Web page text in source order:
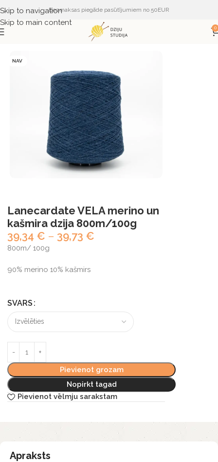
Skip to navigation
Skip to main content
Bezmaksas piegāde pasūtījumiem no 50EUR
0
DZIJA PĒC SASTĀVA
NAV
Lanecardate VELA merino un
kašmira dzija 800m/100g
39,34 € – 39,73 €
800m/ 100g
90% merino 10% kašmirs
SVARS
Pievienot grozam
Nopirkt tagad
Pievienot vēlmju sarakstam
Apraksts